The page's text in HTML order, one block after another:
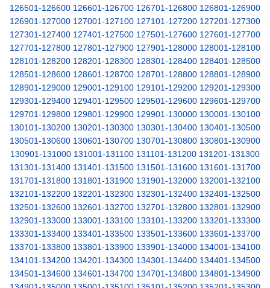
126501-126600 126601-126700 126701-126800 126801-126900
126901-127000 127001-127100 127101-127200 127201-127300
127301-127400 127401-127500 127501-127600 127601-127700
127701-127800 127801-127900 127901-128000 128001-128100
128101-128200 128201-128300 128301-128400 128401-128500
128501-128600 128601-128700 128701-128800 128801-128900
128901-129000 129001-129100 129101-129200 129201-129300
129301-129400 129401-129500 129501-129600 129601-129700
129701-129800 129801-129900 129901-130000 130001-130100
130101-130200 130201-130300 130301-130400 130401-130500
130501-130600 130601-130700 130701-130800 130801-130900
130901-131000 131001-131100 131101-131200 131201-131300
131301-131400 131401-131500 131501-131600 131601-131700
131701-131800 131801-131900 131901-132000 132001-132100
132101-132200 132201-132300 132301-132400 132401-132500
132501-132600 132601-132700 132701-132800 132801-132900
132901-133000 133001-133100 133101-133200 133201-133300
133301-133400 133401-133500 133501-133600 133601-133700
133701-133800 133801-133900 133901-134000 134001-134100
134101-134200 134201-134300 134301-134400 134401-134500
134501-134600 134601-134700 134701-134800 134801-134900